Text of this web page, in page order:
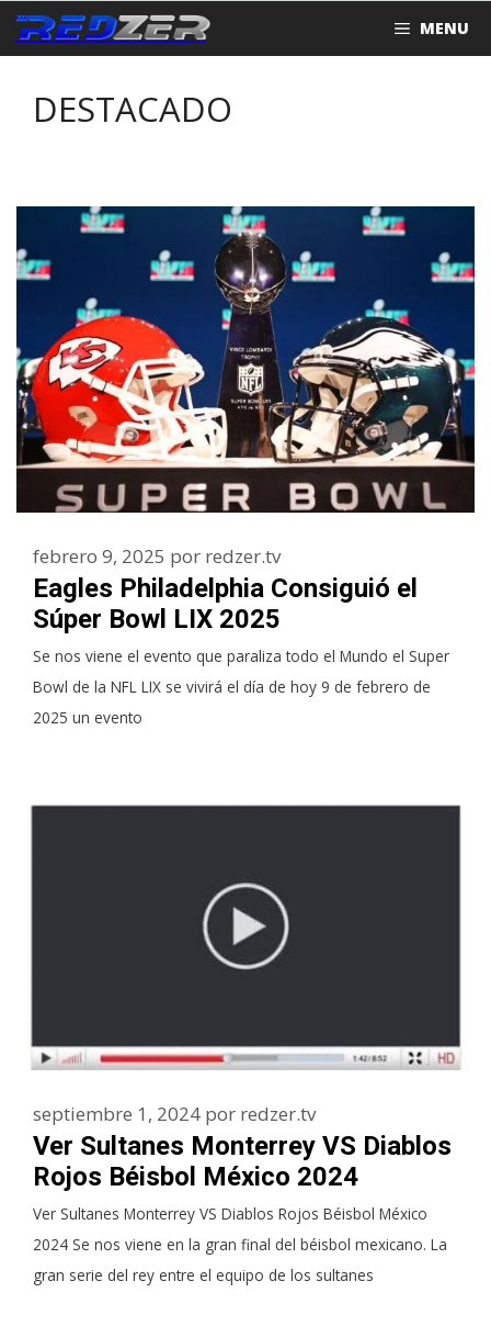
Saltar
al
MENU
DESTACADO
Eagles Philadelphia Consiguió el
Súper Bowl LIX 2025
febrero 9, 2025 por redzer.tv
Se nos viene el evento que paraliza todo el Mundo el Super
Bowl de la NFL LIX se vivirá el día de hoy 9 de febrero de
2025 un evento
Ver Sultanes Monterrey VS Diablos
Rojos Béisbol México 2024
septiembre 1, 2024 por redzer.tv
Ver Sultanes Monterrey VS Diablos Rojos Béisbol México
2024 Se nos viene en la gran final del béisbol mexicano. La
gran serie del rey entre el equipo de los sultanes